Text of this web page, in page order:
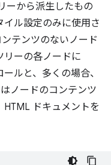
ーから派生したもの
ル設定のみに使用さ
テンツのないノード
リーの各ノードに
ールと、多くの場合、
ノードのコンテンツ
ドキュメントを